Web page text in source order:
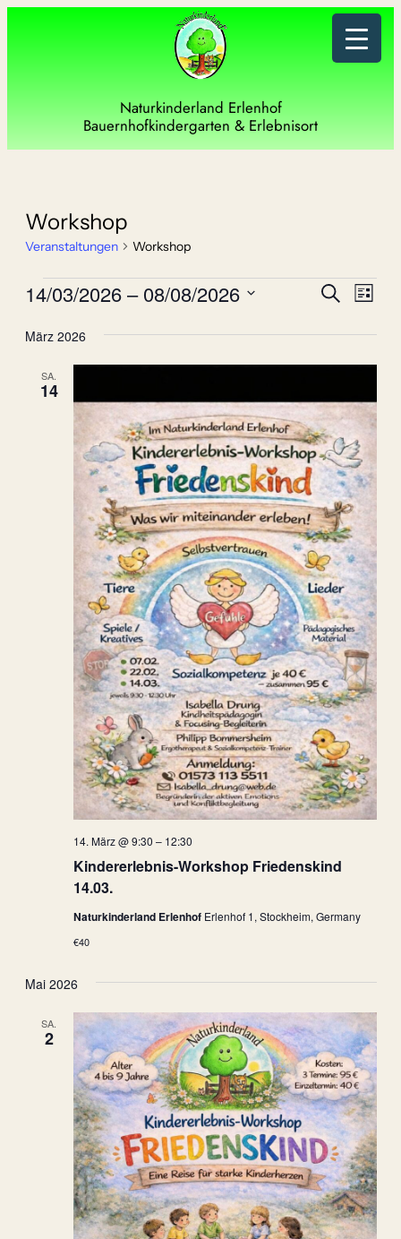
Naturkinderland Erlenhof
Bauernhofkindergarten & Erlebnisort
Workshop
Veranstaltungen Workshop
Veranstaltungen
Such-
und
SucheListe
14/03/2026 – 08/08/2026
wählen.
März 2026
SA.
14
Kindererlebnis-Workshop Friedenskind
14.03.
14. März @ 9:30 – 12:30
Naturkinderland Erlenhof Erlenhof 1, Stockheim, Germany
€40
Mai 2026
SA.
2